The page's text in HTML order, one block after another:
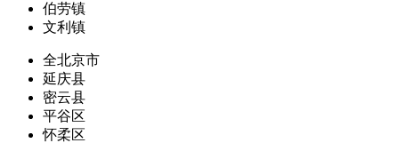
伯劳镇
文利镇
全北京市
延庆县
密云县
平谷区
怀柔区